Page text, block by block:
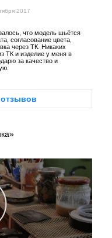
2017
что модель шьётся
согласование цвета,
через ТК. Никаких
ТК и изделие у меня в
за качество и